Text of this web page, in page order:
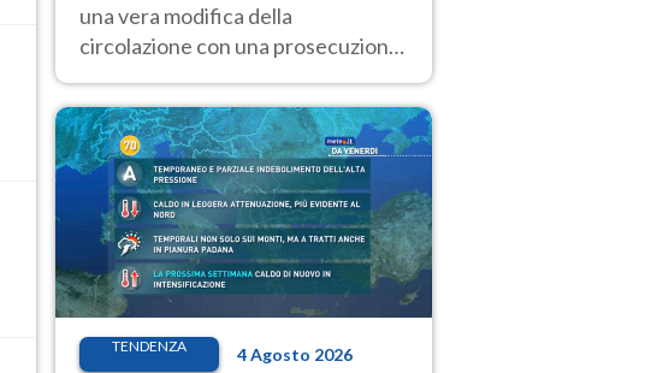
una vera modifica della
circolazione con una prosecuzione
giorni, compresa la settimana di
Ferragosto
TENDENZA 4 Agosto 2026